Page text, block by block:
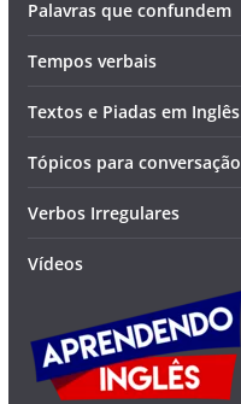
Palavras que confundem
Tempos verbais
Textos e Piadas em Inglês
Tópicos para conversação
Verbos Irregulares
Vídeos